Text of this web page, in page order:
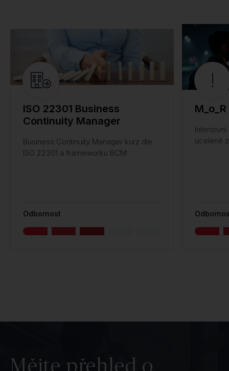
ISO 22301 Business
Continuity Manager
Business Continuity Manager kurz dle
ISO 22301 a frameworku BCM
Odbornost
ucelené
Mějte přehled o